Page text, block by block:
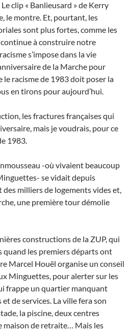
clip « Banlieusard » de Kerry
le montre. Et, pourtant, les
sont plus fortes, comme les
à construire notre
s’impose dans la vie
de la Marche pour
le racisme de 1983 doit poser la
en tirons pour aujourd’hui.
les fractures françaises qui
mais je voudrais, pour ce
1983.
-où vivaient beaucoup
se vidait depuis
milliers de logements vides et,
une première tour démolie
constructions de la ZUP, qui
les premiers départs ont
Marcel Houël organise un conseil
Minguettes, pour alerter sur les
frappe un quartier manquant
de services. La ville fera son
la piscine, deux centres
maison de retraite… Mais les